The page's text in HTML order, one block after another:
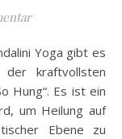
kraftvollsten
Hung“. Es ist ein
um Heilung auf
Ebene zu